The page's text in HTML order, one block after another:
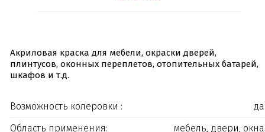
Акриловая краска для мебели, окраски дверей,
плинтусов, оконных переплетов, отопительных батарей,
шкафов и т.д.
Возможность колеровки :
да
Область применения:
мебель, двери, окна